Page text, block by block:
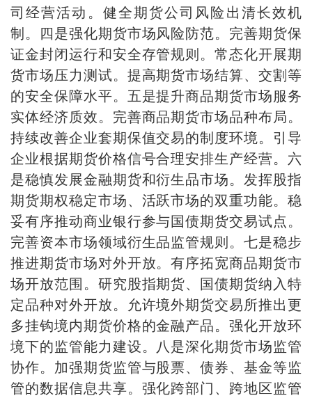
司经营活动。健全期货公司风险出清长效机
制。四是强化期货市场风险防范。完善期货保
证金封闭运行和安全存管规则。常态化开展期
货市场压力测试。提高期货市场结算、交割等
的安全保障水平。五是提升商品期货市场服务
实体经济质效。完善商品期货市场品种布局。
持续改善企业套期保值交易的制度环境。引导
企业根据期货价格信号合理安排生产经营。六
是稳慎发展金融期货和衍生品市场。发挥股指
期货期权稳定市场、活跃市场的双重功能。稳
妥有序推动商业银行参与国债期货交易试点。
完善资本市场领域衍生品监管规则。七是稳步
推进期货市场对外开放。有序拓宽商品期货市
场开放范围。研究股指期货、国债期货纳入特
定品种对外开放。允许境外期货交易所推出更
多挂钩境内期货价格的金融产品。强化开放环
境下的监管能力建设。八是深化期货市场监管
协作。加强期货监管与股票、债券、基金等监
管的数据信息共享。强化跨部门、跨地区监管